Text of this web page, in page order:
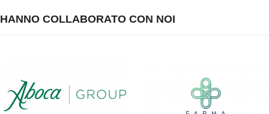
HANNO COLLABORATO CON NOI